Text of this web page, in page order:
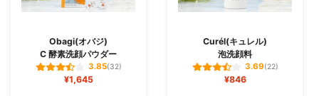
Obagi(オバジ)
C 酵素洗顔パウダー
3.85(32)
¥1,645
Curél(キュレル)
泡洗顔料
3.69(22)
¥846